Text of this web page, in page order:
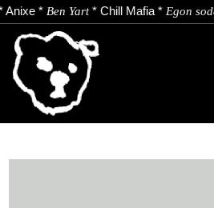
Anixe*Ben Yart*Chill Mafia*Egon
DENDA